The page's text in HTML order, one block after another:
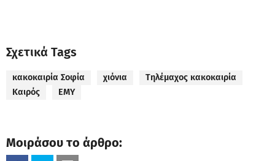
Σχετικά Tags
κακοκαιρία Σοφία χιόνια
Τηλέμαχος κακοκαιρία
Καιρός
ΕΜΥ
Μοιράσου το άρθρο: